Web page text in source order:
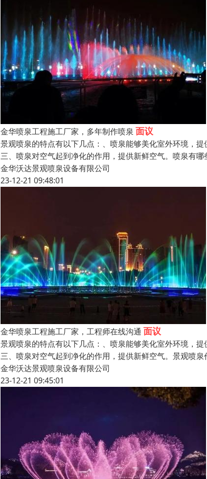
金华喷泉工程施工厂家，多年制作喷泉 面议
景观喷泉的特点有以下几点：、喷泉能够美化室外环境，
三、喷泉对空气起到净化的作用，提供新鲜空气。喷泉有
金华沃达景观喷泉设备有限公司
23-12-21 09:48:01
金华喷泉工程施工厂家，工程师在线沟通 面议
景观喷泉的特点有以下几点：、喷泉能够美化室外环境，
三、喷泉对空气起到净化的作用，提供新鲜空气。景观喷
金华沃达景观喷泉设备有限公司
23-12-21 09:45:01